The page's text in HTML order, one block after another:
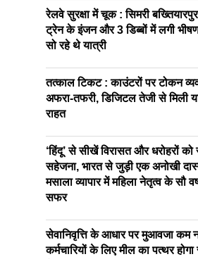
रेलवे सुरक्षा में चूक : सिमरी
ट्रेन के इंजन और 3 डिब्बों में लगी
सो रहे थे यात्री
तत्काल टिकट : काउंटरों पर टोकन
अफरा-तफरी, डिजिटल तेजी से मिली
राहत
‘हिंदू’ से सीखें विरासत और धरोहरों
सहेजना, भारत से जुड़ी एक अनोखी
मसाला व्यापार में महिला नेतृत्व के सौ
सफर
सेवानिवृत्ति के आधार पर मुआवजा कम
कर्मचारियों के लिए मील का पत्थर होगा